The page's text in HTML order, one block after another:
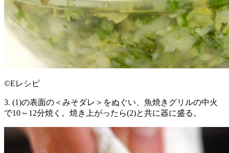
©Eレシピ
3. (1)の表面の＜みそダレ＞をぬぐい、魚焼きグリルの中火
で10～12分焼く。焼き上がったら(2)と共に器に盛る。